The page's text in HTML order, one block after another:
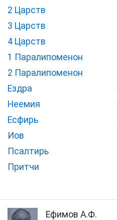
2 Царств
3 Царств
4 Царств
1 Паралипоменон
2 Паралипоменон
Ездра
Неемия
Есфирь
Иов
Псалтирь
Притчи
Ефимов А.Ф.